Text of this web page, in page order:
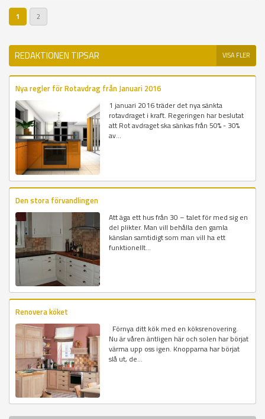
1 2
REDAKTIONEN TIPSAR VISA FLER
Nya regler för Rotavdrag från Januari 2016
1 januari 2016 träder det nya sänkta
rotavdraget i kraft. Regeringen har beslutat
att Rot avdraget ska sänkas från 50% - 30%
av...
Den stora förvandlingen
Att äga ett hus från 30 – talet för med sig en
del plikter. Man vill behålla den gamla
känslan samtidigt som man vill ha ett
funktionellt...
Renovera köket
Förnya ditt kök med en köksrenovering.
Nu är våren äntligen här och solen har börjat
värma upp oss igen. Knopparna har börjat
slå ut, de...